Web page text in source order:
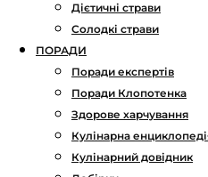
Дієтичні страви
Солодкі страви
ПОРАДИ
Поради експертів
Поради Клопотенка
Здорове харчування
Кулінарна
Кулінарний довідник